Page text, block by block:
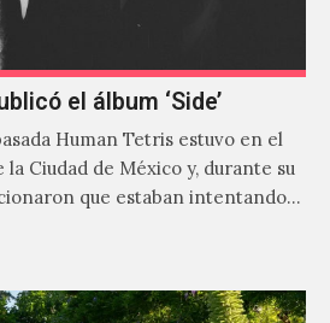
el álbum ‘Side’
Human Tetris estuvo en el
la Ciudad de México y, durante su
que estaban intentando…